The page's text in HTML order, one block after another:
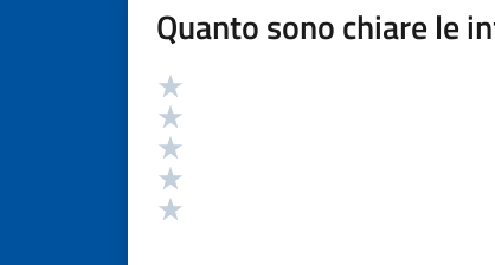
Quanto sono chiare le
Valutazione